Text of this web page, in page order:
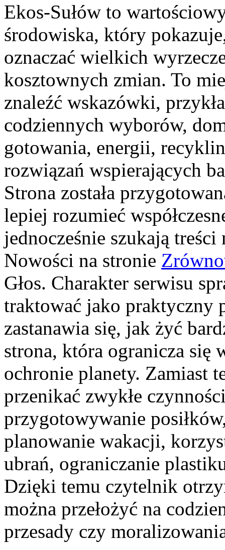
Ekos-Sułów to
środowiska, który
oznaczać wielkich
kosztownych zmian. To
znaleźć wskazówki,
codziennych wyborów,
gotowania, energii,
rozwiązań wspierających
Strona została
lepiej rozumieć
jednocześnie szukają
Nowości na stronie
Głos. Charakter serwisu
traktować jako praktyczny
zastanawia się, jak żyć
strona, która ogranicza się
ochronie planety. Zamiast
przenikać zwykłe
przygotowywanie
planowanie wakacji,
ubrań, ograniczanie
Dzięki temu czytelnik
można przełożyć na
przesady czy